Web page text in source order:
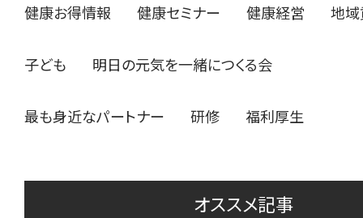
健康お得情報 健康セミナー 健康経営 地
子ども 明日の元気を一緒につくる会
最も身近なパートナー 研修 福利厚生
オススメ記事